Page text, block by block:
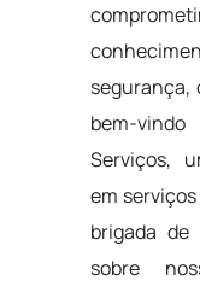
segurança,
bem-
Serviços,
em
brigada de
sobre